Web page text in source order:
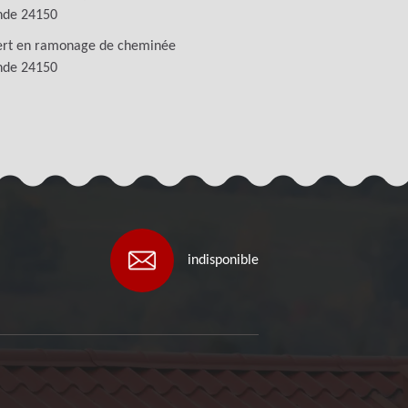
24150
en ramonage de cheminée
24150
indisponible